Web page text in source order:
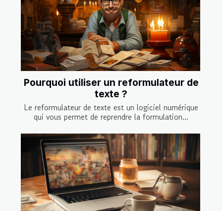
Pourquoi utiliser un reformulateur de
texte ?
Le reformulateur de texte est un logiciel numérique
qui vous permet de reprendre la formulation...